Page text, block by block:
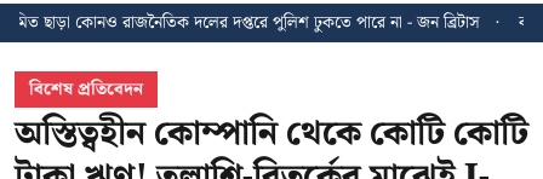
দলের দপ্তরে পুলিশ ঢুকতে পারে না - জন ব্রিটাস
কলকাতায় ২৪ জুলাইয়ের
বিশেষ প্রতিবেদন
অস্তিত্বহীন কোম্পানি থেকে কোটি কোটি